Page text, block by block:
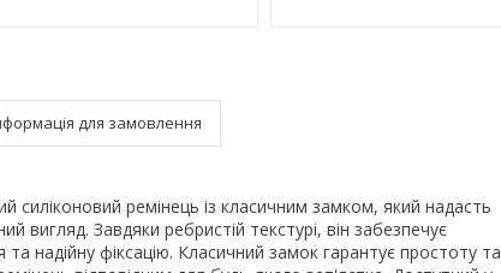
для замовлення
силіконовий ремінець із класичним замком, який надасть
вигляд. Завдяки ребристій текстурі, він забезпечує
надійну фіксацію. Класичний замок гарантує простоту та